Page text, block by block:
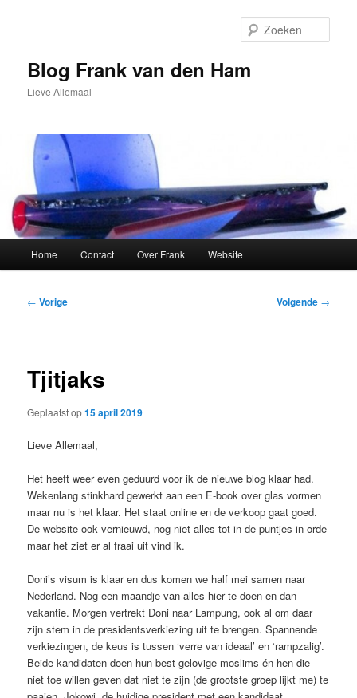
inhoudBlog Frank van den Ham
Lieve Allemaal
Home Contact Over Frank Website
Bericht
← Vorige Volgende →
Tjitjaks
Geplaatst op15 april 2019
Lieve Allemaal,
Het heeft weer even geduurd voor ik de nieuwe blog klaar had.
Wekenlang stinkhard gewerkt aan een E-book over glas vormen
maar nu is het klaar. Het staat online en de verkoop gaat goed.
De website ook vernieuwd, nog niet alles tot in de puntjes in orde
maar het ziet er al fraai uit vind ik.
Doni’s visum is klaar en dus komen we half mei samen naar
Nederland. Nog een maandje van alles hier te doen en dan
vakantie. Morgen vertrekt Doni naar Lampung, ook al om daar
zijn stem in de presidentsverkiezing uit te brengen. Spannende
verkiezingen, de keus is tussen ‘verre van ideaal’ en ‘rampzalig’.
Beide kandidaten doen hun best gelovige moslims én hen die
niet toe willen geven dat niet te zijn (de grootste groep lijkt me) te